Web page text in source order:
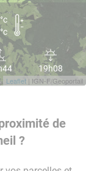
Leaflet | IGN-F/Geoportail
19h08
de
?